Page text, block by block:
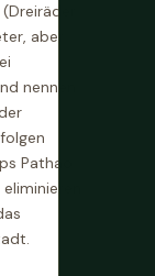
aber
nennen
Pathao